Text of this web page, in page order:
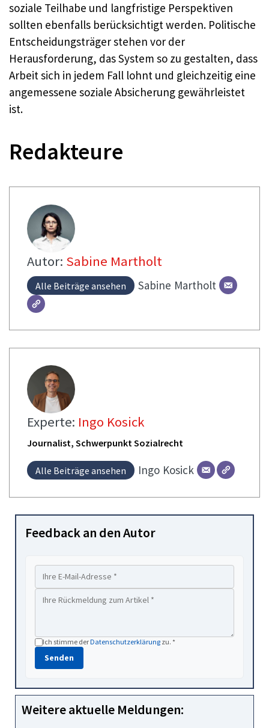
soziale Teilhabe und langfristige Perspektiven
sollten ebenfalls berücksichtigt werden. Politische
Entscheidungsträger stehen vor der
Herausforderung, das System so zu gestalten, dass
Arbeit sich in jedem Fall lohnt und gleichzeitig eine
angemessene soziale Absicherung gewährleistet
ist.
Redakteure
Autor: Sabine Martholt
Alle Beiträge ansehen Sabine Martholt
Experte: Ingo Kosick
Journalist, Schwerpunkt Sozialrecht
Alle Beiträge ansehen Ingo Kosick
Feedback an den Autor
Ich stimme derDatenschutzerklärung zu. *
Senden
Weitere aktuelle Meldungen: